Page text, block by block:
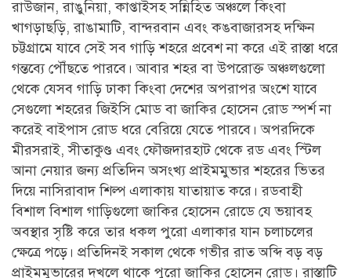
রাউজান, রাঙুনিয়া, কাপ্তাইসহ সন্নিহিত অঞ্চলে কিংবা
খাগড়াছড়ি, রাঙামাটি, বান্দরবান এবং কঙবাজারসহ দক্ষিন
চট্টগ্রামে যাবে সেই সব গাড়ি শহরে প্রবেশ না করে এই রাস্তা ধরে
গন্তব্যে পৌঁছতে পারবে। আবার শহর বা উপরোক্ত অঞ্চলগুলো
থেকে যেসব গাড়ি ঢাকা কিংবা দেশের অপরাপর অংশে যাবে
সেগুলো শহরের জিইসি মোড বা জাকির হোসেন রোড স্পর্শ না
করেই বাইপাস রোড ধরে বেরিয়ে যেতে পারবে। অপরদিকে
মীরসরাই, সীতাকুণ্ড এবং ফৌজদারহাট থেকে রড এবং স্টিল
আনা নেয়ার জন্য প্রতিদিন অসংখ্য প্রাইমমুভার শহরের ভিতর
দিয়ে নাসিরাবাদ শিল্প এলাকায় যাতায়াত করে। রডবাহী
বিশাল বিশাল গাড়িগুলো জাকির হোসেন রোডে যে ভয়াবহ
অবস্থার সৃষ্টি করে তার ধকল পুরো এলাকার যান চলাচলের
ক্ষেত্রে পড়ে। প্রতিদিনই সকাল থেকে গভীর রাত অব্দি বড় বড়
প্রাইমমুভারের দখলে থাকে পুরো জাকির হোসেন রোড। রাস্তাটি